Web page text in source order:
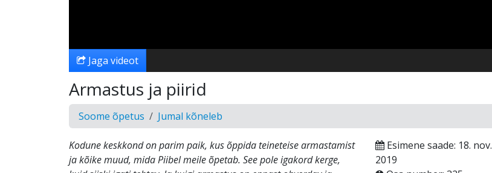
Jaga videot
Armastus ja piirid
Soome õpetus Jumal kõneleb
Kodune keskkond on parim paik, kus õppida teineteise armastamist
ja kõike muud, mida Piibel meile õpetab. See pole igakord kerge,
Esimene saade: 18. nov.
2019